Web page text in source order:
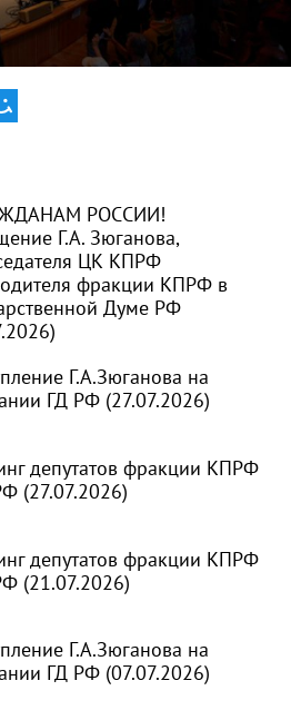
1:48:56
РОССИИ!
Г.А. Зюганова,
ЦК КПРФ
фракции КПРФ в
Думе РФ
Г.А.Зюганова на
ГД РФ (27.07.2026)
депутатов фракции КПРФ
(27.07.2026)
депутатов фракции КПРФ
(21.07.2026)
Г.А.Зюганова на
ГД РФ (07.07.2026)